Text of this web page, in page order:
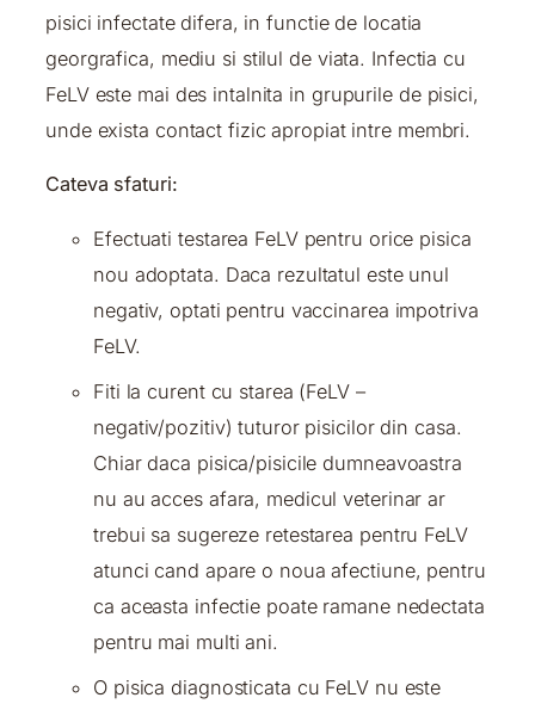
pisici infectate difera, in functie de locatia
georgrafica, mediu si stilul de viata. Infectia cu
FeLV este mai des intalnita in grupurile de pisici,
unde exista contact fizic apropiat intre membri.
Cateva sfaturi:
Efectuati testarea FeLV pentru orice pisica
nou adoptata. Daca rezultatul este unul
negativ, optati pentru vaccinarea impotriva
FeLV.
Fiti la curent cu starea (FeLV –
negativ/pozitiv) tuturor pisicilor din casa.
Chiar daca pisica/pisicile dumneavoastra
nu au acces afara, medicul veterinar ar
trebui sa sugereze retestarea pentru FeLV
atunci cand apare o noua afectiune, pentru
ca aceasta infectie poate ramane nedectata
pentru mai multi ani.
O pisica diagnosticata cu FeLV nu este